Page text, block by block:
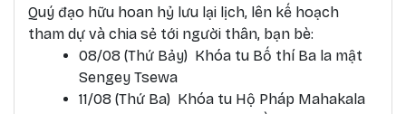
Quý đạo hữu hoan hỷ lưu lại lịch, lên kế hoạch
tham dự và chia sẻ tới người thân, bạn bè:
08/08 (Thứ Bảy) Khóa tu Bố thí Ba la mật
Sengey Tsewa
11/08 (Thứ Ba) Khóa tu Hộ Pháp Mahakala